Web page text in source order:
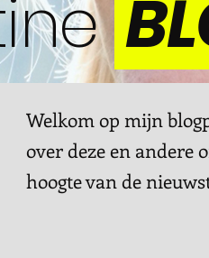
Welkom op mijn
over deze en andere
hoogte van de